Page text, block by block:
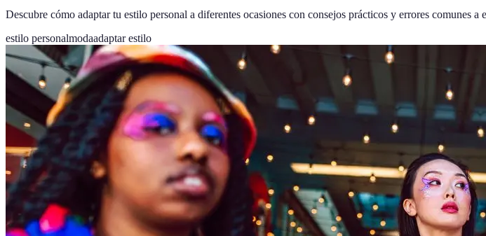
Descubre cómo adaptar tu estilo personal a diferentes ocasiones con consejos prácticos y errores comunes a
estilo personalmodaadaptar estilo